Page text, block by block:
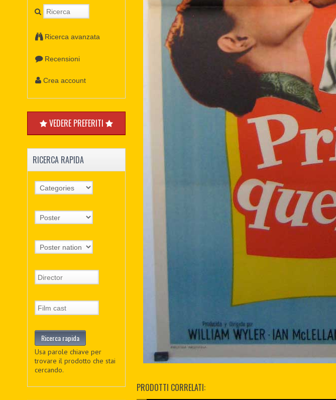
PRODOTTI CORRELATI:
Ricerca avanzata
Recensioni
Crea account
VEDERE PREFERITI
RICERCA RAPIDA
Usa parole chiave per
trovare il prodotto che stai
cercando.